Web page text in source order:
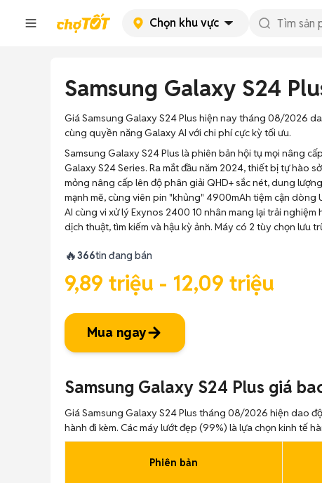
Chọn khu vực
Samsung Galaxy S24
Giá Samsung Galaxy S24 Plus hiện nay tháng 08/2026
cùng quyền năng Galaxy AI với chi phí cực kỳ tối ưu.
Samsung Galaxy S24 Plus là phiên bản hội tụ mọi nâng
Galaxy S24 Series. Ra mắt đầu năm 2024, thiết bị tự hào
mỏng nâng cấp lên độ phân giải QHD+ sắc nét, dung lượng
mạnh mẽ, cùng viên pin "khủng" 4900mAh tiệm cận dòng
AI cùng vi xử lý Exynos 2400 10 nhân mang lại trải
dịch thuật, tìm kiếm và hậu kỳ ảnh. Máy có 2 tùy chọn lưu
🔥366tin đang bán
9,89 triệu - 12,09 triệu
Mua ngay
Samsung Galaxy S24 Plus giá
Giá Samsung Galaxy S24 Plus tháng 08/2026 hiện dao
hành đi kèm. Các máy lướt đẹp (99%) là lựa chọn kinh tế
Phiên bản